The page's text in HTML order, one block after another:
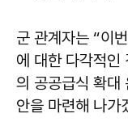
군 관계자는 “이
에 대한 다각적인
의 공공급식 확대
안을 마련해 나가